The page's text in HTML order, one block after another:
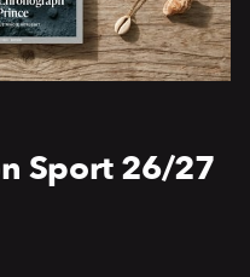
Sport 26/27